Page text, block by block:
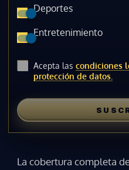
Deportes
Entretenimiento
Acepta las condiciones
protección de datos.
La cobertura completa